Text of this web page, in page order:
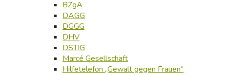
BZgA
DAGG
DGGG
DHV
DSTIG
Marcé Gesellschaft
Hilfetelefon „Gewalt gegen Frauen“